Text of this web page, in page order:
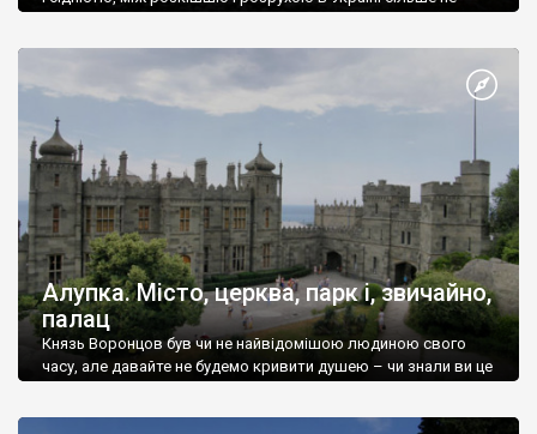
Алупка. Місто, церква, парк і, звичайно,
палац
Князь Воронцов був чи не найвідомішою людиною свого
часу, але давайте не будемо кривити душею – чи знали ви це